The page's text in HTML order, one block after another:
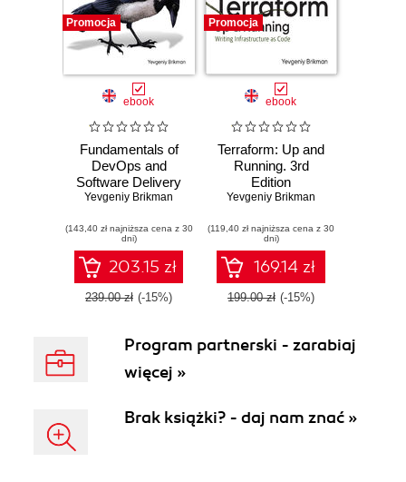
Promocja
ebook
Fundamentals of
DevOps and
Software Delivery
Yevgeniy Brikman
(143,40 zł najniższa cena z 30
dni)
203.15 zł
239.00 zł (-15%)
Promocja
ebook
Terraform: Up and
Running. 3rd
Edition
Yevgeniy Brikman
(119,40 zł najniższa cena z 30
dni)
169.14 zł
199.00 zł (-15%)
Program partnerski - zarabiaj
więcej »
Brak książki? - daj nam znać »